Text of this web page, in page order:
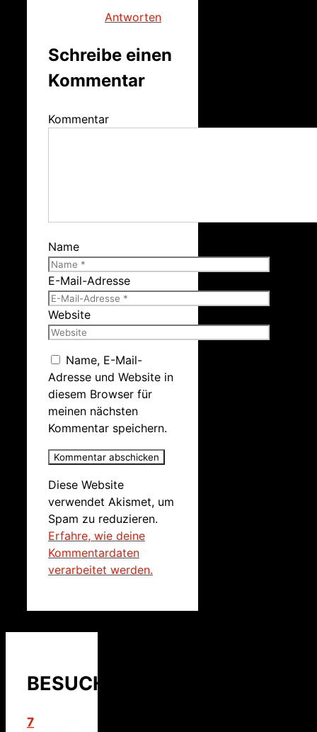
Antworten
Schreibe einen
Kommentar
Kommentar
Name
E-Mail-Adresse
Website
Name, E-Mail-
Adresse und Website in
diesem Browser für
meinen nächsten
Kommentar speichern.
Diese Website
verwendet Akismet, um
Spam zu reduzieren.
Erfahre, wie deine
Kommentardaten
verarbeitet werden.
BESUCHER
7